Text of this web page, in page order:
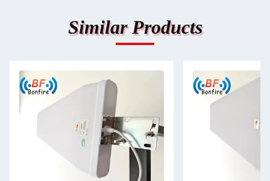
Similar Products